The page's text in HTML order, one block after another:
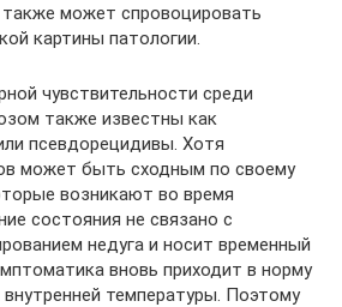
может спровоцировать
картины патологии.
чувствительности среди
также известны как
псевдорецидивы. Хотя
может быть сходным по своему
возникают во время
состояния не связано с
недуга и носит временный
вновь приходит в норму
температуры. Поэтому